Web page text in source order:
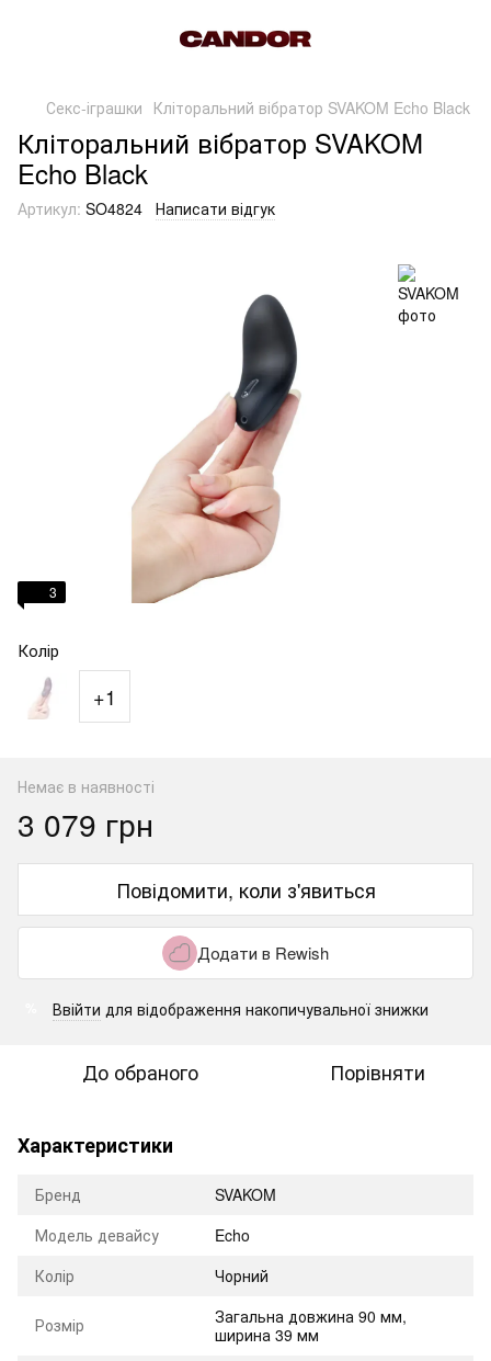
Секс-іграшки Кліторальний вібратор SVAKOM Echo Black
Кліторальний вібратор SVAKOM
Echo Black
Артикул: SO4824 Написати відгук
3
Колір
+1
Немає в наявності
3 079 грн
Повідомити, коли з'явиться
Додати в Rewish
Ввійти для відображення накопичувальної знижки
До обраного Порівняти
Характеристики
Бренд
SVAKOM
Модель девайсу
Echo
Колір
Чорний
Розмір
Загальна довжина 90 мм,
ширина 39 мм